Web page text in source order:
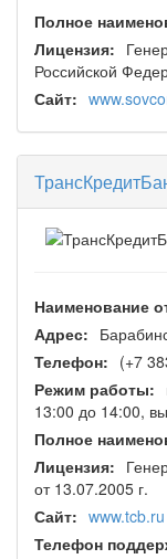
Полное
Лицензия:
Российской
Сайт:
Наименование
Адрес:
Телефон: (+7
Режим работы:
13:00 до 14:00,
Полное
Лицензия:
от 13.07.2005 г.
Сайт: www.tcb.ru
Телефон